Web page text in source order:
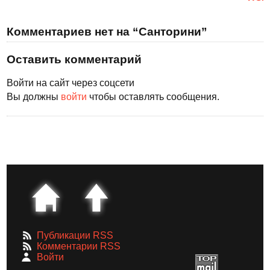
Комментариев нет на “Санторини”
Оставить комментарий
Войти на сайт через соцсети
Вы должны войти чтобы оставлять сообщения.
Публикации RSS
Комментарии RSS
Войти